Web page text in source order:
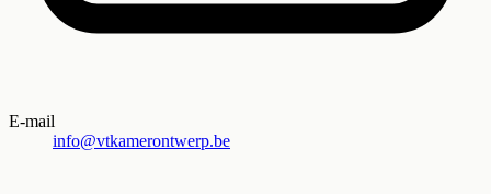
E-mail
info@vtkamerontwerp.be